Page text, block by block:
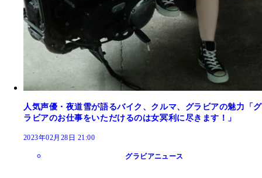
人気声優・夜道雪が語るバイク、クルマ、グラビアの魅力「グ
ラビアのお仕事をいただけるのは女冥利に尽きます！」
2023年02月28日 21:00
グラビアニュース